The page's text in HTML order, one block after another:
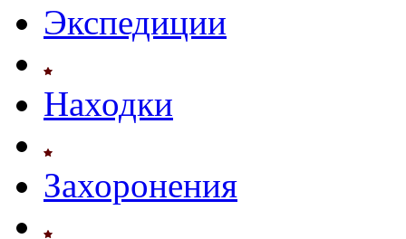
Экспедиции
Находки
Захоронения